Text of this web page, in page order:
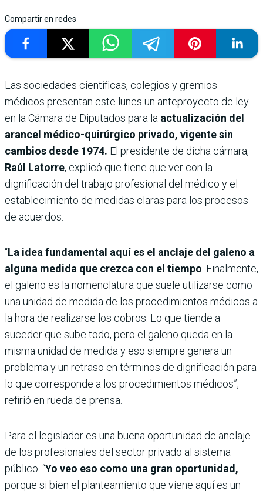
Compartir en redes
Las sociedades científicas, colegios y gremios
médicos presentan este lunes un anteproyecto de ley
en la Cámara de Diputados para la actualización del
arancel médico-quirúrgico privado, vigente sin
cambios desde 1974. El presidente de dicha cámara,
Raúl Latorre, explicó que tiene que ver con la
dignificación del trabajo profesional del médico y el
establecimiento de medidas claras para los procesos
de acuerdos.
“La idea fundamental aquí es el anclaje del galeno a
alguna medida que crezca con el tiempo . Finalmente,
el galeno es la nomenclatura que suele utilizarse como
una unidad de medida de los procedimientos médicos a
la hora de realizarse los cobros. Lo que tiende a
suceder que sube todo, pero el galeno queda en la
misma unidad de medida y eso siempre genera un
problema y un retraso en términos de dignificación para
lo que corresponde a los procedimientos médicos”,
refirió en rueda de prensa.
Para el legislador es una buena oportunidad de anclaje
de los profesionales del sector privado al sistema
público. “Yo veo eso como una gran oportunidad,
porque si bien el planteamiento que viene aquí es un